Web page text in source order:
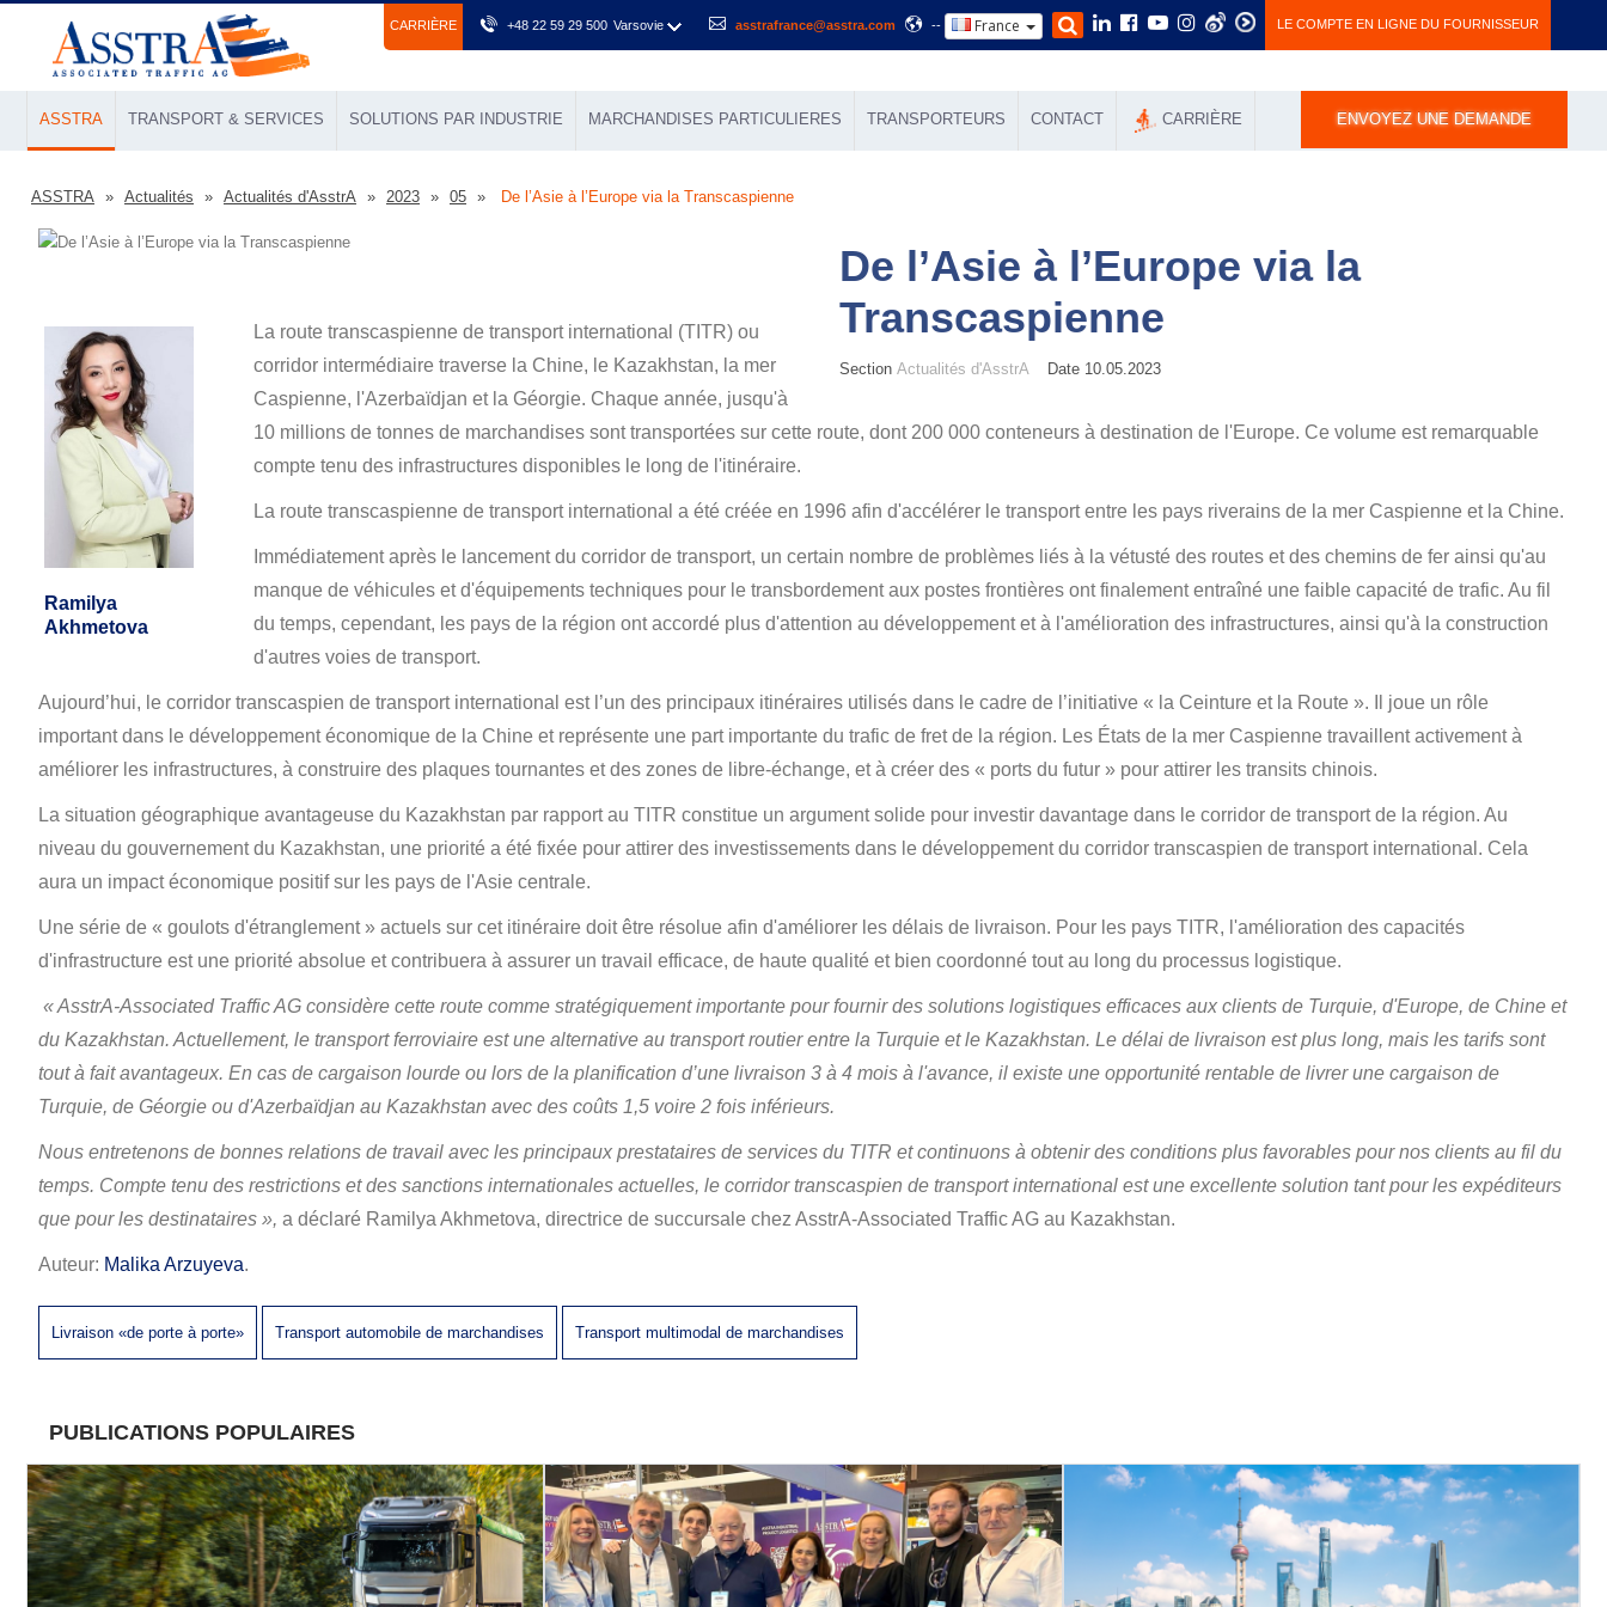
СARRIÈRE +48 22 59 29 500 Varsovie asstrafrance@asstra.com -- France LE COMPTE EN LIGNE DU FOURNISSEUR
ASSTRA TRANSPORT & SERVICES SOLUTIONS PAR INDUSTRIE MARCHANDISES PARTICULIERES TRANSPORTEURS CONTACT СARRIÈRE ENVOYEZ UNE DEMANDE
ASSTRA Actualités Actualités d'AsstrA 2023 05 De l’Asie à l’Europe via la Transcaspienne
De l’Asie à l’Europe via la
Transcaspienne
Section Actualités d'AsstrA Date 10.05.2023
Ramilya
Akhmetova
La route transcaspienne de transport international (TITR) ou
corridor intermédiaire traverse la Chine, le Kazakhstan, la mer
Caspienne, l'Azerbaïdjan et la Géorgie. Chaque année, jusqu'à
10 millions de tonnes de marchandises sont transportées sur cette route, dont 200 000 conteneurs à destination de l'Europe. Ce volume est remarquable
compte tenu des infrastructures disponibles le long de l'itinéraire.
La route transcaspienne de transport international a été créée en 1996 afin d'accélérer le transport entre les pays riverains de la mer Caspienne et la Chine.
Immédiatement après le lancement du corridor de transport, un certain nombre de problèmes liés à la vétusté des routes et des chemins de fer ainsi qu'au
manque de véhicules et d'équipements techniques pour le transbordement aux postes frontières ont finalement entraîné une faible capacité de trafic. Au fil
du temps, cependant, les pays de la région ont accordé plus d'attention au développement et à l'amélioration des infrastructures, ainsi qu'à la construction
d'autres voies de transport.
Aujourd’hui, le corridor transcaspien de transport international est l’un des principaux itinéraires utilisés dans le cadre de l’initiative « la Ceinture et la Route ». Il joue un rôle
important dans le développement économique de la Chine et représente une part importante du trafic de fret de la région. Les États de la mer Caspienne travaillent activement à
améliorer les infrastructures, à construire des plaques tournantes et des zones de libre-échange, et à créer des « ports du futur » pour attirer les transits chinois.
La situation géographique avantageuse du Kazakhstan par rapport au TITR constitue un argument solide pour investir davantage dans le corridor de transport de la région. Au
niveau du gouvernement du Kazakhstan, une priorité a été fixée pour attirer des investissements dans le développement du corridor transcaspien de transport international. Cela
aura un impact économique positif sur les pays de l'Asie centrale.
Une série de « goulots d'étranglement » actuels sur cet itinéraire doit être résolue afin d'améliorer les délais de livraison. Pour les pays TITR, l'amélioration des capacités
d'infrastructure est une priorité absolue et contribuera à assurer un travail efficace, de haute qualité et bien coordonné tout au long du processus logistique.
« AsstrA-Associated Traffic AG considère cette route comme stratégiquement importante pour fournir des solutions logistiques efficaces aux clients de Turquie, d'Europe, de Chine et
du Kazakhstan. Actuellement, le transport ferroviaire est une alternative au transport routier entre la Turquie et le Kazakhstan. Le délai de livraison est plus long, mais les tarifs sont
tout à fait avantageux. En cas de cargaison lourde ou lors de la planification d’une livraison 3 à 4 mois à l'avance, il existe une opportunité rentable de livrer une cargaison de
Turquie, de Géorgie ou d'Azerbaïdjan au Kazakhstan avec des coûts 1,5 voire 2 fois inférieurs.
Nous entretenons de bonnes relations de travail avec les principaux prestataires de services du TITR et continuons à obtenir des conditions plus favorables pour nos clients au fil du
temps. Compte tenu des restrictions et des sanctions internationales actuelles, le corridor transcaspien de transport international est une excellente solution tant pour les expéditeurs
que pour les destinataires », a déclaré Ramilya Akhmetova, directrice de succursale chez AsstrA-Associated Traffic AG au Kazakhstan.
Auteur: Malika Arzuyeva.
Livraison «de porte à porte» Transport automobile de marchandises Transport multimodal de marchandises
PUBLICATIONS POPULAIRES